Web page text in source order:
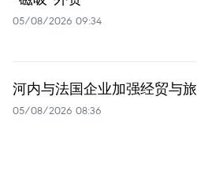
05/08/2026 09:34
河内与法国企业加强经贸与
05/08/2026 08:36